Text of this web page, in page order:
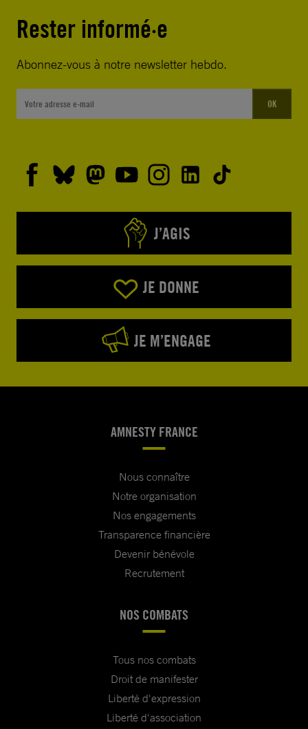
Rester informé·e
Abonnez-vous à notre newsletter hebdo.
OK
J’AGIS
JE DONNE
JE M’ENGAGE
AMNESTY FRANCE
Nous connaître
Notre organisation
Nos engagements
Transparence financière
Devenir bénévole
Recrutement
NOS COMBATS
Tous nos combats
Droit de manifester
Liberté d'expression
Liberté d'association